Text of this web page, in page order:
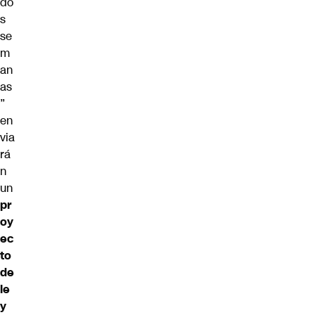
s
se
m
an
as
”
en
via
rá
n
un
pr
oy
ec
to
de
le
y